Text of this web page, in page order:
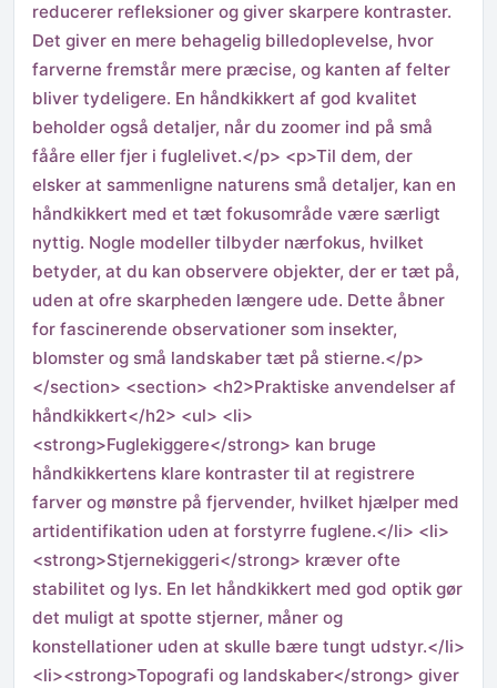
reducerer refleksioner og giver skarpere kontraster.
Det giver en mere behagelig billedoplevelse, hvor
farverne fremstår mere præcise, og kanten af felter
bliver tydeligere. En håndkikkert af god kvalitet
beholder også detaljer, når du zoomer ind på små
fååre eller fjer i fuglelivet.</p> <p>Til dem, der
elsker at sammenligne naturens små detaljer, kan en
håndkikkert med et tæt fokusområde være særligt
nyttig. Nogle modeller tilbyder nærfokus, hvilket
betyder, at du kan observere objekter, der er tæt på,
uden at ofre skarpheden længere ude. Dette åbner
for fascinerende observationer som insekter,
blomster og små landskaber tæt på stierne.</p>
</section> <section> <h2>Praktiske anvendelser af
håndkikkert</h2> <ul> <li>
<strong>Fuglekiggere</strong> kan bruge
håndkikkertens klare kontraster til at registrere
farver og mønstre på fjervender, hvilket hjælper med
artidentifikation uden at forstyrre fuglene.</li> <li>
<strong>Stjernekiggeri</strong> kræver ofte
stabilitet og lys. En let håndkikkert med god optik gør
det muligt at spotte stjerner, måner og
konstellationer uden at skulle bære tungt udstyr.</li>
<li><strong>Topografi og landskaber</strong> giver